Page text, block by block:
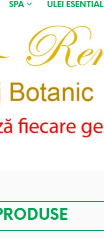
SPA ULEI ESENTIAL